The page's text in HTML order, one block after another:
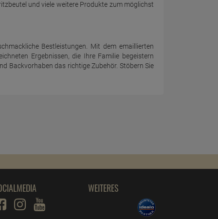
und viele weitere Produkte zum möglichst
Bestleistungen. Mit dem emaillierten
Ergebnissen, die Ihre Familie begeistern
Backvorhaben das richtige Zubehör. Stöbern Sie
WEITERES